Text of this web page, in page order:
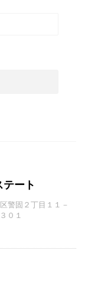
テート
警固２丁目１１－
０１